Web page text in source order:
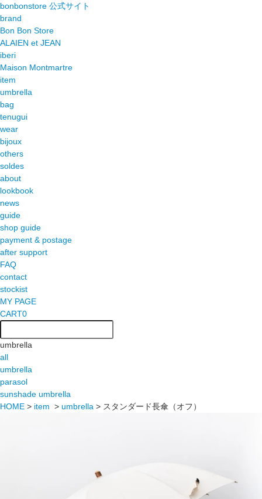
bonbonstore 公式サイト
brand
Bon Bon Store
ALAIEN et JEAN
iberi
Maison Montmartre
item
umbrella
bag
tenugui
wear
bijoux
others
soldes
about
lookbook
news
guide
shop guide
payment & postage
after support
FAQ
contact
stockist
MY PAGE
CART0
umbrella
all
umbrella
parasol
sunshade umbrella
HOME > item > umbrella > スタンダード長傘（オフ）